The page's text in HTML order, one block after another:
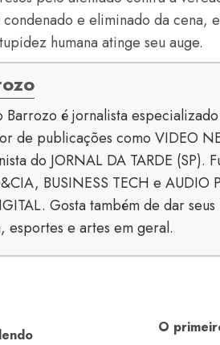
e eliminado da cena,
humana atinge seu auge.
Barrozo é jornalista
de publicações como VIDEO
do JORNAL DA TARDE (SP).
BUSINESS TECH e
Gosta também de dar
esportes e artes em geral.
Previous
Next
O